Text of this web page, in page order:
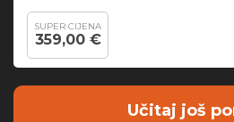
SUPER CIJENA
359,00 €
Učitaj još